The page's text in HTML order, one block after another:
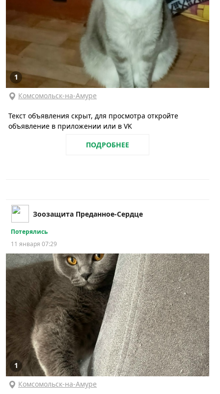
1
Комсомольск-на-Амуре
Текст объявления скрыт, для просмотра откройте
объявление в приложении или в VK
ПОДРОБНЕЕ
Зоозащита Преданное-Сердце
Потерялись
11 января 07:29
1
Комсомольск-на-Амуре